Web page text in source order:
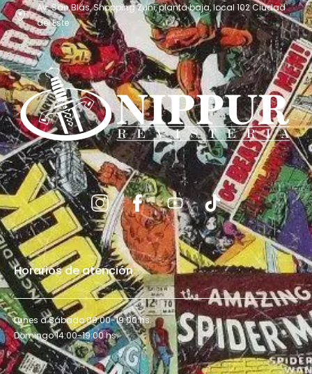
Av. San Blás, Shopping Zuni, planta baja, local 102 Ciudad
del Este
Horarios de atención
Lunes a Sábado 09:00-19:00 hs.
Domingo 14:00-19:00 hs.